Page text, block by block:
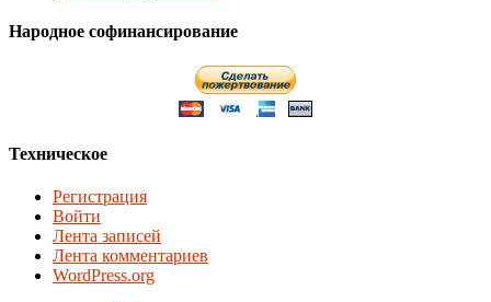
Народное софинансирование
Техническое
Регистрация
Войти
Лента записей
Лента комментариев
WordPress.org